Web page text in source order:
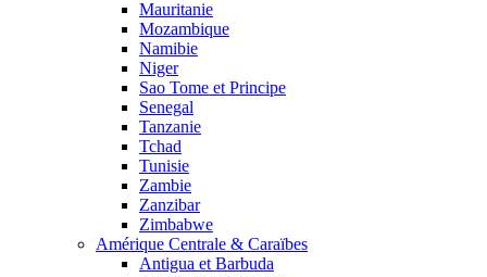
Mauritanie
Mozambique
Namibie
Niger
Sao Tome et Principe
Senegal
Tanzanie
Tchad
Tunisie
Zambie
Zanzibar
Zimbabwe
Amérique Centrale & Caraïbes
Antigua et Barbuda